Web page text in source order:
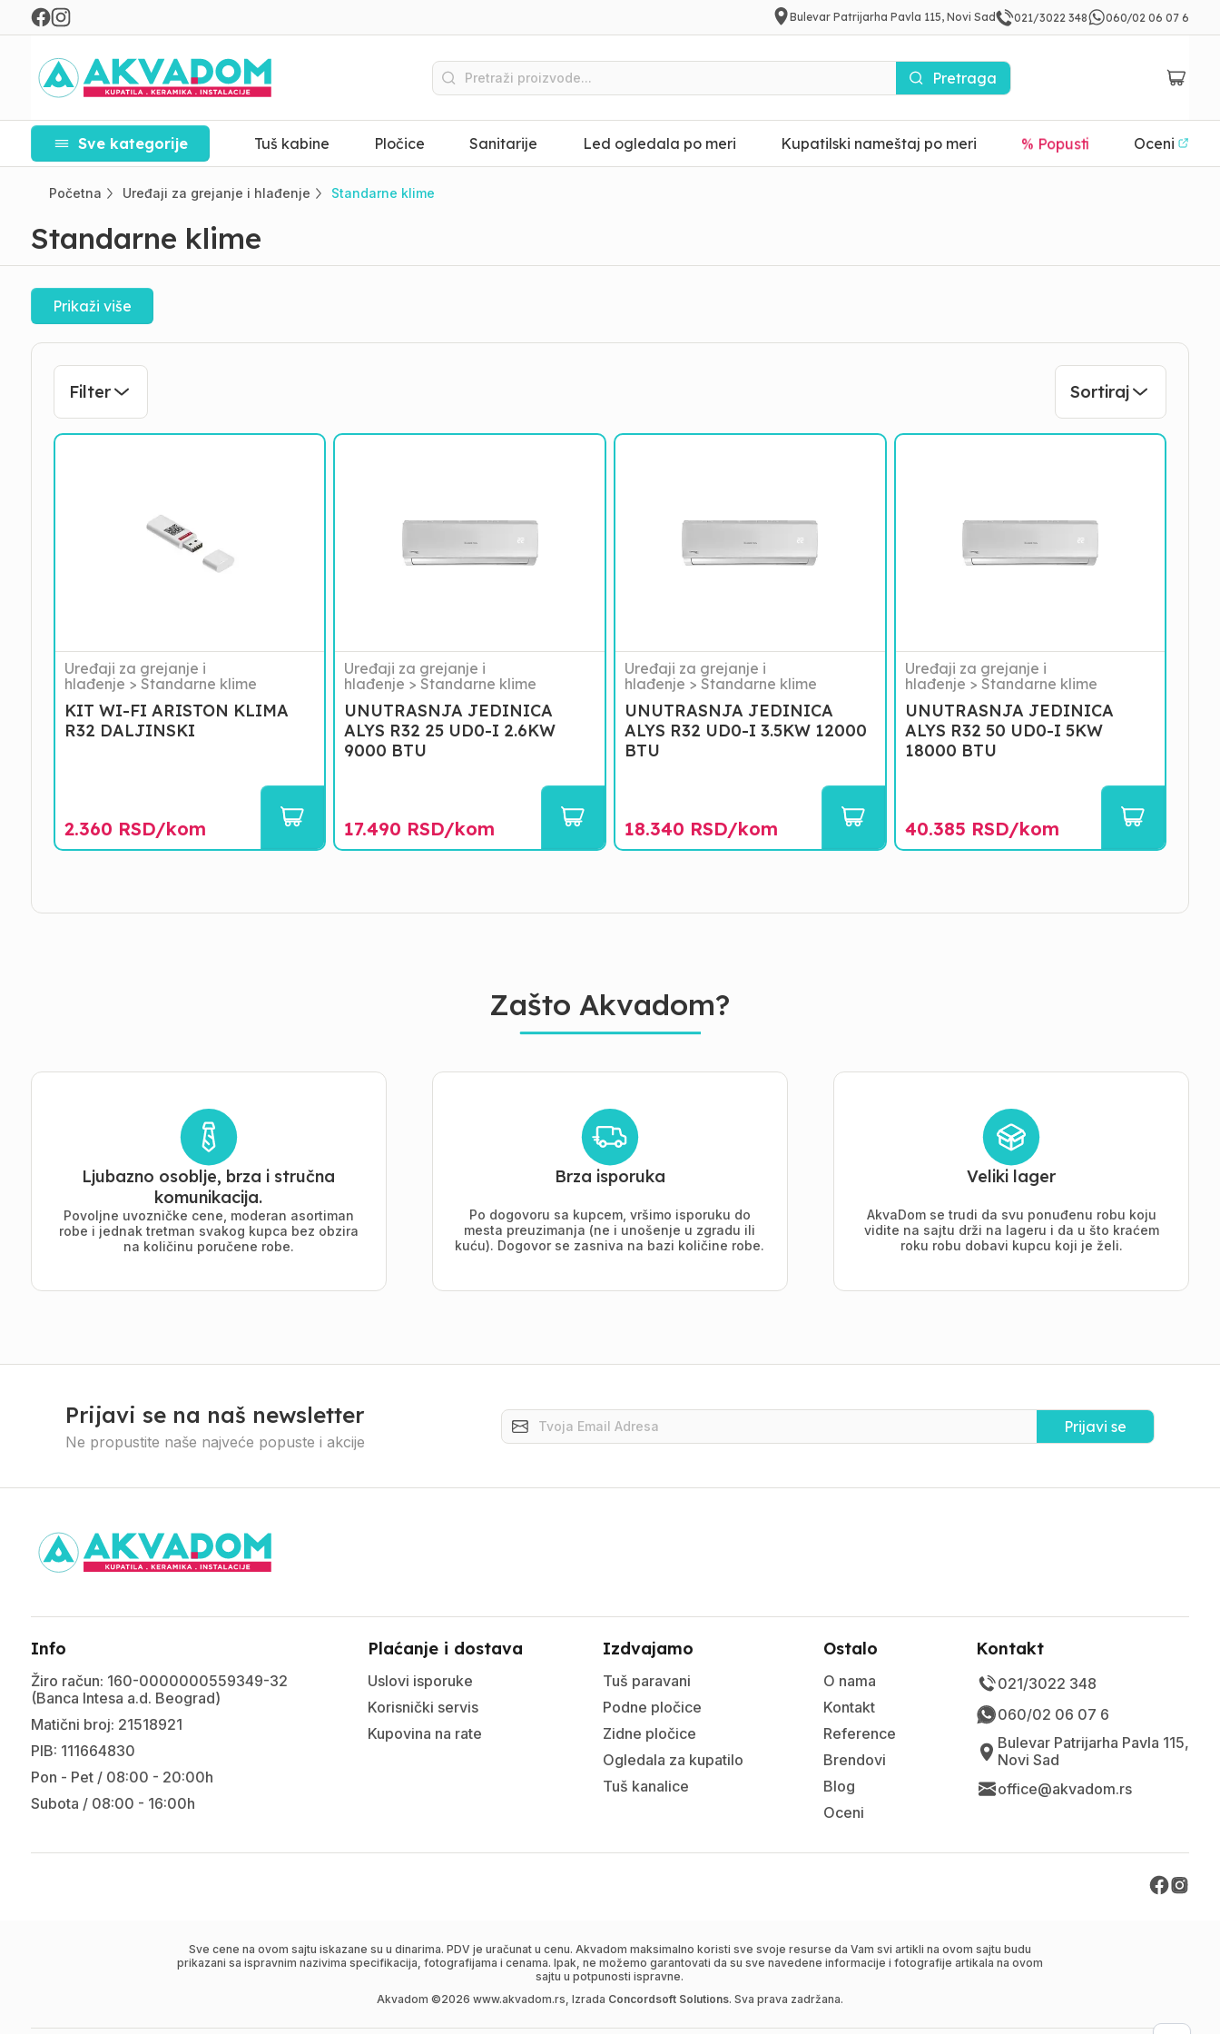
Bulevar Patrijarha Pavla 115, Novi Sad 021/3022 348 060/02 06 07 6
Pretraga
Sve kategorije Tuš kabine Pločice Sanitarije Led ogledala po meri Kupatilski nameštaj po meri % Popusti Oceni
Početna Uređaji za grejanje i hlađenje Standarne klime
Standarne klime
Prikaži više
Filter Sortiraj
KIT
Uređaji za grejanje i
hlađenje > Standarne klime
KIT WI-FI ARISTON KLIMA
R32 DALJINSKI
2.360 RSD/kom
UNUTRASNJA
Uređaji za grejanje i
hlađenje > Standarne klime
UNUTRASNJA JEDINICA
ALYS R32 25 UD0-I 2.6KW
9000 BTU
17.490 RSD/kom
UNUTRASNJA
Uređaji za grejanje i
hlađenje > Standarne klime
UNUTRASNJA JEDINICA
ALYS R32 UD0-I 3.5KW 12000
BTU
18.340 RSD/kom
UNUTRASNJA
Uređaji za grejanje i
hlađenje > Standarne klime
UNUTRASNJA JEDINICA
ALYS R32 50 UD0-I 5KW
18000 BTU
40.385 RSD/kom
Zašto Akvadom?
Ljubazno osoblje, brza i stručna
komunikacija.
Povoljne uvozničke cene, moderan asortiman
robe i jednak tretman svakog kupca bez obzira
na količinu poručene robe.
Brza isporuka
Po dogovoru sa kupcem, vršimo isporuku do
mesta preuzimanja (ne i unošenje u zgradu ili
kuću). Dogovor se zasniva na bazi količine robe.
Veliki lager
AkvaDom se trudi da svu ponuđenu robu koju
vidite na sajtu drži na lageru i da u što kraćem
roku robu dobavi kupcu koji je želi.
Prijavi se na naš newsletter
Ne propustite naše najveće popuste i akcije
Prijavi se
Info
Žiro račun: 160-0000000559349-32
(Banca Intesa a.d. Beograd)
Matični broj: 21518921
PIB: 111664830
Pon - Pet / 08:00 - 20:00h
Subota / 08:00 - 16:00h
Plaćanje i dostava
Uslovi isporuke
Korisnički servis
Kupovina na rate
Izdvajamo
Tuš paravani
Podne pločice
Zidne pločice
Ogledala za kupatilo
Tuš kanalice
Ostalo
O nama
Kontakt
Reference
Brendovi
Blog
Oceni
Kontakt
021/3022 348
060/02 06 07 6
Bulevar Patrijarha Pavla 115,
Novi Sad
office@akvadom.rs
Sve cene na ovom sajtu iskazane su u dinarima. PDV je uračunat u cenu. Akvadom maksimalno koristi sve svoje resurse da Vam svi artikli na ovom sajtu budu
prikazani sa ispravnim nazivima specifikacija, fotografijama i cenama. Ipak, ne možemo garantovati da su sve navedene informacije i fotografije artikala na ovom
sajtu u potpunosti ispravne.
Akvadom ©2026 www.akvadom.rs, Izrada Concordsoft Solutions. Sva prava zadržana.